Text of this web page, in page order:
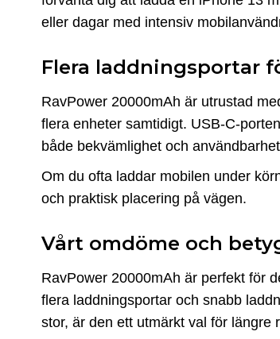
eller dagar med intensiv
Flera laddningsportar
RavPower 20000mAh är utrustad
flera enheter samtidigt. USB-C-
både bekvämlighet och
Om du ofta laddar mobilen under
och praktisk placering på vägen.
Vårt omdöme och
RavPower 20000mAh är perfekt för
flera laddningsportar och snabb
stor, är den ett utmärkt val för längre